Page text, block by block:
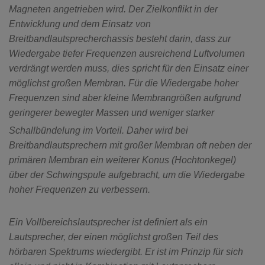
Magneten angetrieben wird. Der Zielkonflikt in der
Entwicklung und dem Einsatz von
Breitbandlautsprecherchassis besteht darin, dass zur
Wiedergabe tiefer Frequenzen ausreichend Luftvolumen
verdrängt werden muss, dies spricht für den Einsatz einer
möglichst großen Membran. Für die Wiedergabe hoher
Frequenzen sind aber kleine Membrangrößen aufgrund
geringerer bewegter Massen und weniger starker
Schallbündelung im Vorteil. Daher wird bei
Breitbandlautsprechern mit großer Membran oft neben der
primären Membran ein weiterer Konus (Hochtonkegel)
über der Schwingspule aufgebracht, um die Wiedergabe
hoher Frequenzen zu verbessern.
Ein Vollbereichslautsprecher ist definiert als ein
Lautsprecher, der einen möglichst großen Teil des
hörbaren Spektrums wiedergibt. Er ist im Prinzip für sich